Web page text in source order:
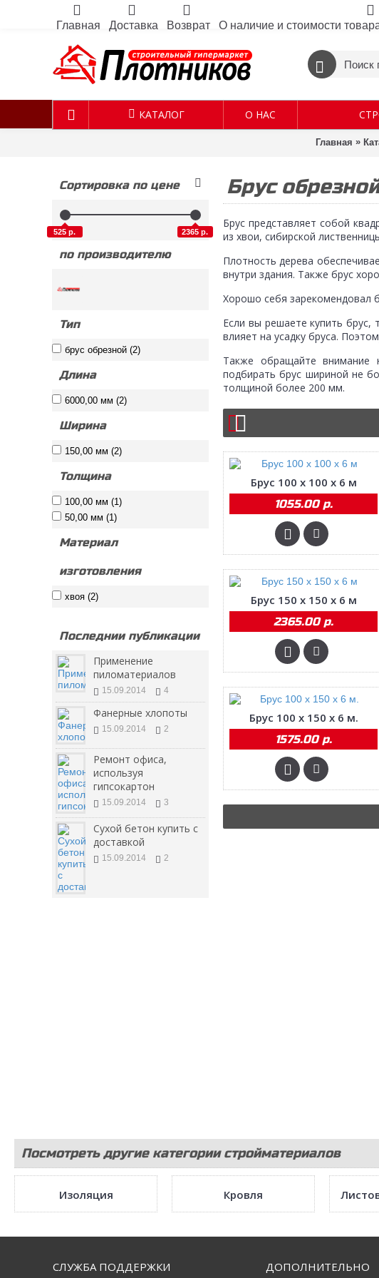
Главная Доставка Возврат О наличие и стоимости
КАТАЛОГ О НАС
Главная »
Сортировка по цене
525 р. 2365 р.
по производителю
Тип
брус обрезной (2)
Длина
6000,00 мм (2)
Ширина
150,00 мм (2)
Толщина
100,00 мм (1)
50,00 мм (1)
Материал
изготовления
хвоя (2)
Последнии публикации
Применение
пиломатериалов
15.09.2014 4
Фанерные хлопоты
15.09.2014 2
Ремонт офиса,
используя
гипсокартон
15.09.2014 3
Сухой бетон купить с
доставкой
15.09.2014 2
Брус
Брус представляет собой
из хвои, сибирской
Плотность дерева
внутри здания. Также брус
Хорошо себя зарекомендовал
Если вы решаете купить брус,
влияет на усадку бруса.
Также обращайте внимание
подбирать брус шириной не
толщиной более 200 мм.
Брус 100 х 100 х 6 м
1055.00 р.
Брус 150 х 150 х 6 м
2365.00 р.
Брус 100 х 150 х 6 м.
1575.00 р.
Посмотреть другие категории стройматериалов
Изоляция Кровля
СЛУЖБА ПОДДЕРЖКИ ДОПОЛНИТЕЛЬНО